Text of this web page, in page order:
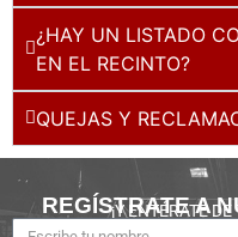
¿HAY UN LISTADO
EN EL RECINTO?
QUEJAS Y
REGÍSTRATE A
¡Y ENTÉRATE